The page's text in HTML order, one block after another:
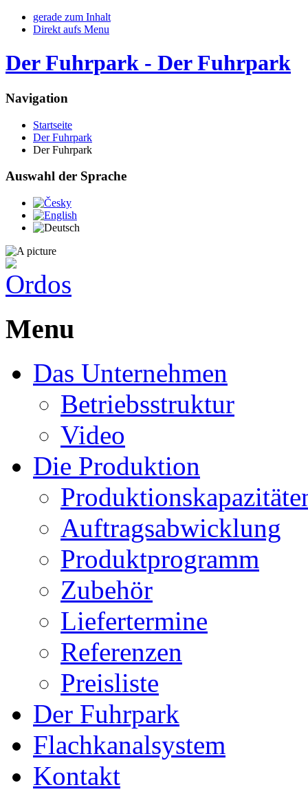
gerade zum Inhalt
Direkt aufs Menu
Der Fuhrpark - Der Fuhrpark
Navigation
Startseite
Der Fuhrpark
Der Fuhrpark
Auswahl der Sprache
Česky
Menu
Das Unternehmen
Betriebsstruktur
Video
Die Produktion
Auftragsabwicklung
Produktprogramm
Zubehör
Liefertermine
Referenzen
Preisliste
Der Fuhrpark
Flachkanalsystem
Kontakt